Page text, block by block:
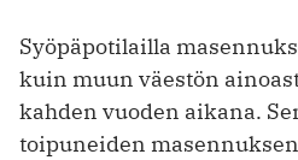
Syöpäpotilailla
kuin muun väestön
kahden vuoden aikana.
toipuneiden